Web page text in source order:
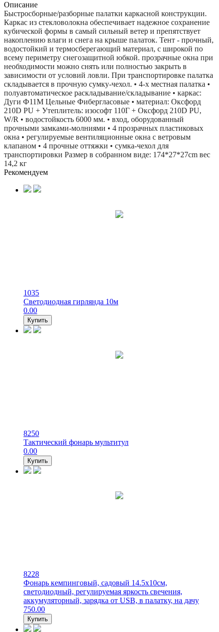
Описание
Быстросборные/разборные палатки каркасной конструкции.
Каркас из стекловолокна обеспечивает надежное сохранение
кубической формы в самый сильный ветер и препятствует
накоплению влаги и снега на крыше палаток. Тент - прочный,
водостойкий и термосберегающий материал, с широкой по
всему периметру снегозащитной юбкой. прозрачные окна при
необходимости можно снять или полностью закрыть в
зависимости от условий ловли. При транспортировке палатка
складывается в прочную сумку-чехол. • 4-х местная палатка •
полуавтоматическое раскладывание/складывание • каркас:
Дуги Ф11М Цельные Фибергласовые • материал: Оксфорд
210D PU + Утеплитель: изософт 110Г + Оксфорд 210D PU,
W/R • водостойкость 6000 мм. • вход, оборудованный
прочными замками-молниями • 4 прозрачных пластиковых
окна • регулируемые вентиляционные окна с ветровым
клапаном • 4 прочные оттяжки • сумка-чехол для
транспортировки Размер в собранном виде: 174*27*27cm вес
14,2 кг
Рекомендуем
1035
Светодиодная гирлянда 10м
0.00
Купить
8250
Тактический фонарь мультитул
0.00
Купить
8228
Фонарь кемпинговый, садовый 14.5х10см,
светодиодный, регулируемая яркость свечения,
аккумуляторный, зарядка от USB, в палатку, на дачу
750.00
Купить